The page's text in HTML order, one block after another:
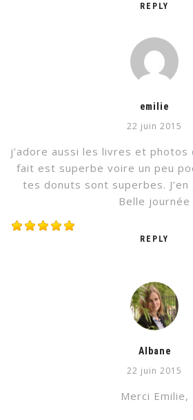
REPLY
emilie
22 juin 2015
REPLY
j’adore aussi les livres et photos
fait est superbe voire un peu
tes donuts sont superbes.
Belle journée
Albane
22 juin 2015
Merci Emilie,